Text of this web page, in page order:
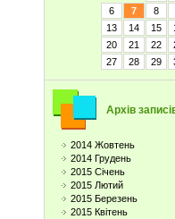
6
7 8
13
14 15
20
21 22
27
28 29
Архів
2014 Жовтень
2014 Грудень
2015 Січень
2015 Лютий
2015 Березень
2015 Квітень